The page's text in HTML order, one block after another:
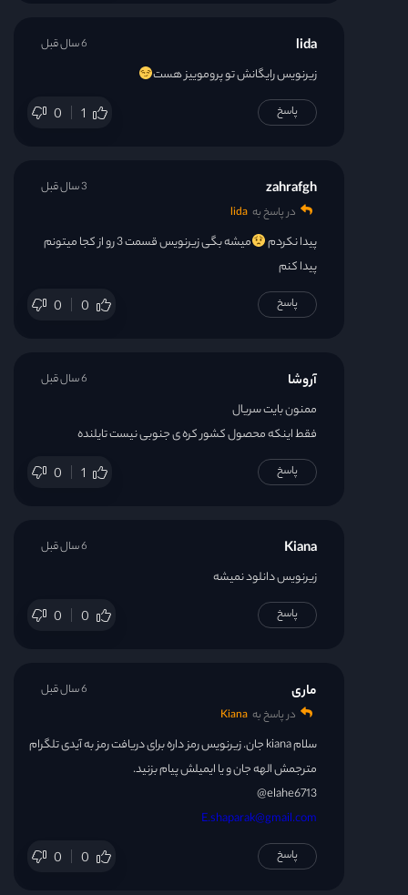
lida
زیرنویس رایگانش تو پروموییز هست
0 1
6 سال قبل
پاسخ
zahrafgh
در پاسخ به lida
پیدا نکردم
میشه بگی زیرنویس قسمت 3 رو از کجا میتونم
پیدا کنم
0 0
3 سال قبل
پاسخ
آروشا
ممنون بایت سریال
فقط اینکه محصول کشور کره ی جنوبی نیست تایلنده
0 1
6 سال قبل
پاسخ
Kiana
زیرنویس دانلود نمیشه
0 0
6 سال قبل
پاسخ
ماری
در پاسخ به Kiana
سلام kiana جان. زیرنویس رمز داره برای دریافت رمز به آیدی تلگرام
مترجمش الهه جان و یا ایمیلش پیام بزنید.
elahe6713@
E.shaparak@gmail.com
0 0
6 سال قبل
پاسخ